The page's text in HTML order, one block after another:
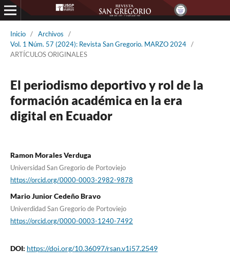
Inicio / Archivos
/
Vol. 1 Núm. 57 (2024): Revista San Gregorio. MARZO 2024 /
ARTÍCULOS ORIGINALES
El periodismo deportivo y rol de la
formación académica en la era
digital en Ecuador
Ramon Morales Verduga
Universidad San Gregorio de Portoviejo
https://orcid.org/0000-0003-2982-9878
Mario Junior Cedeño Bravo
Univerdidad San Gregorio de Portoviejo
https://orcid.org/0000-0003-1240-7492
DOI: https://doi.org/10.36097/rsan.v1i57.2549